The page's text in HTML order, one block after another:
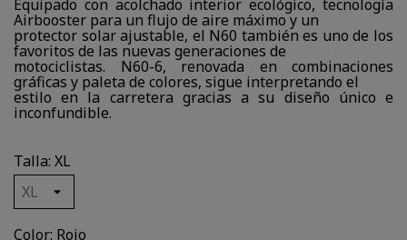
Equipado con acolchado interior ecológico, tecnología
Airbooster para un flujo de aire máximo y un
protector solar ajustable, el N60 también es uno de los
favoritos de las nuevas generaciones de
motociclistas. N60-6, renovada en combinaciones
gráficas y paleta de colores, sigue interpretando el
estilo en la carretera gracias a su diseño único e
inconfundible.
Talla: XL
Color: Rojo